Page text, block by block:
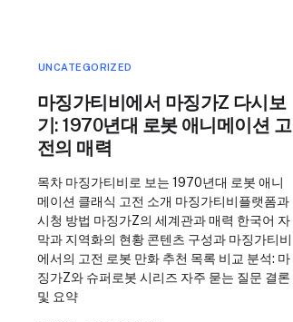
UNCATEGORIZED
마징가티비에서 마징가Z 다시보
기: 1970년대 로봇 애니메이션 고
전의 매력
목차 마징가티비로 보는 1970년대 로봇 애니
메이션 클래식 고전 소개 마징가티비플랫폼과
시청 방법 마징가Z의 세계관과 매력 한국어 자
막과 지역화의 현황 콘텐츠 구성과 마징가티비
에서의 고전 로봇 만화 추천 목록 비교 분석: 마
징가Z와 슈퍼로봇 시리즈 자주 묻는 질문 결론
및 요약